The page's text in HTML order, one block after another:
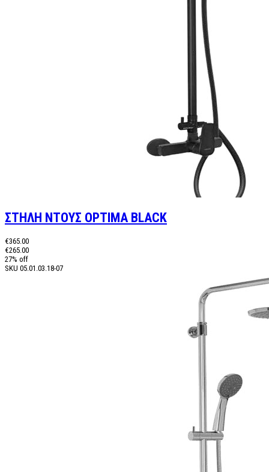
ΣΤΗΛΗ ΝΤΟΥΣ OPTIMA BLACK
€365.00
€265.00
27% off
SKU 05.01.03.18-07